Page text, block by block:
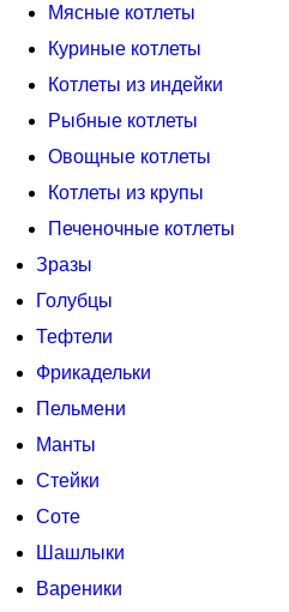
Мясные котлеты
Куриные котлеты
Котлеты из индейки
Рыбные котлеты
Овощные котлеты
Котлеты из крупы
Печеночные котлеты
Зразы
Голубцы
Тефтели
Фрикадельки
Пельмени
Манты
Стейки
Соте
Шашлыки
Вареники